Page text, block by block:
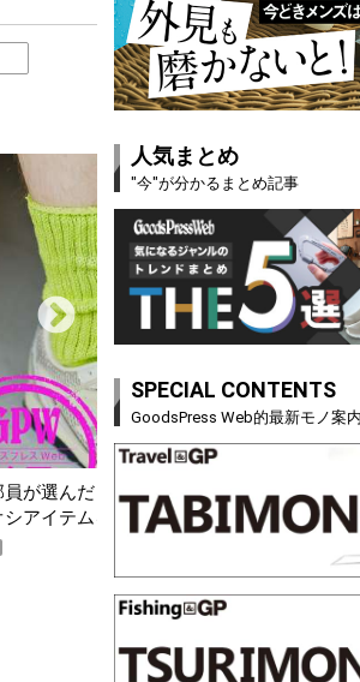
「買って損なし」の極上スマホ5選【
期AWARD】
人気まとめ
"今"が分かるまとめ記事
SPECIAL CONTENTS
GoodsPress Web的最新モノ案内